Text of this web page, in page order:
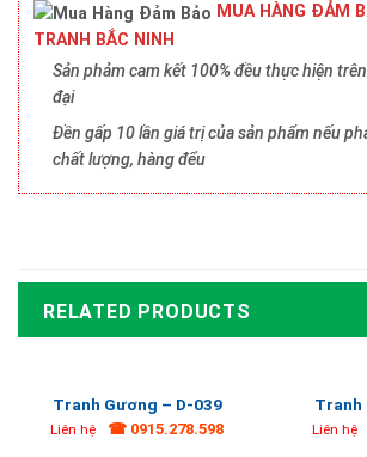
MUA HÀNG ĐẢM
TRANH BẮC NINH
Sản phảm cam kết 100% đều thực hiện
đại
Đền gấp 10 lần giá trị của sản phẩm nếu
chất lượng, hàng đểu
RELATED PRODUCTS
Tranh Gương – D-039
Liên hệ ☎ 0915.278.598
Tranh
Liên hệ